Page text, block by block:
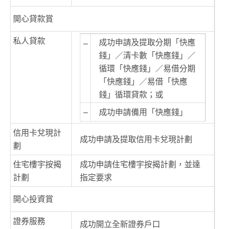
開心貸款賞
私人貸款
–
成功申請及提取分期「快應
錢」／清卡數「快應錢」／
循環「快應錢」／易借分期
「快應錢」／易借「快應
錢」循環貸款；或
–
成功申請備用「快應錢」
信用卡兌現計
劃
成功申請及提取信用卡兌現計劃
住宅樓宇按揭
計劃
成功申請住宅樓宇按揭計劃，並達
指定要求
開心投資賞
證券服務
成功開立全新證券戶口